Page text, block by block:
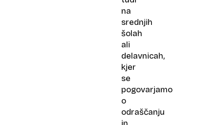
na
srednjih
šolah
ali
delavnicah,
kjer
se
pogovarjamo
o
odraščanju